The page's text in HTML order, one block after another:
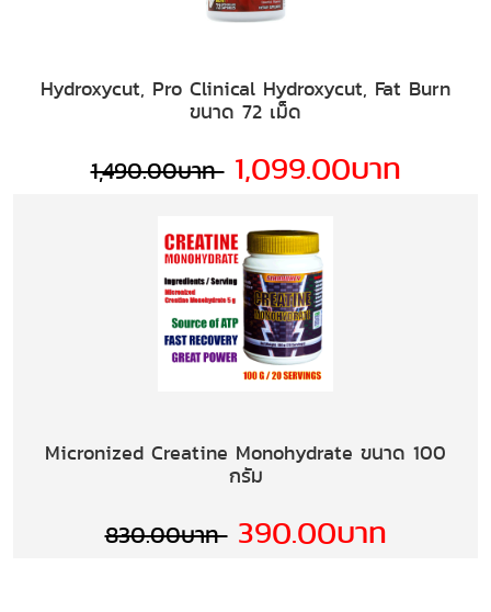
Hydroxycut, Pro Clinical Hydroxycut, Fat Burn
ขนาด 72 เม็ด
1,490.00บาท 1,099.00บาท
Micronized Creatine Monohydrate ขนาด 100
กรัม
830.00บาท 390.00บาท